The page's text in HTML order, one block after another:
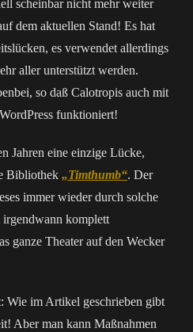
scheinbar nicht mehr weiter
dem aktuellen Stand! Es hat
es verwendet allerdings
aller unterstützt werden.
so daß Calotropis auch mit
funktioniert!
Jahren eine einzige Lücke,
Bibliothek „Timthumb“. Der
immer wieder durch solche
komplett
ganze Theater auf den Wecker
Wie im Artikel geschrieben gibt
Aber man kann Maßnahmen